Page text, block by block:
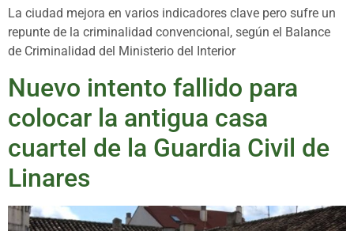
La ciudad mejora en varios indicadores clave pero sufre un
repunte de la criminalidad convencional, según el Balance
de Criminalidad del Ministerio del Interior
Nuevo intento fallido para
colocar la antigua casa
cuartel de la Guardia Civil de
Linares